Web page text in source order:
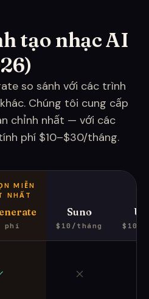
tạo nhạc AI
so sánh với các trình
Chúng tôi cung cấp
chỉnh nhất — với các
phí $10–$30/tháng.
MIỄN
NHẤT
phí
Suno
$10/tháng $10/